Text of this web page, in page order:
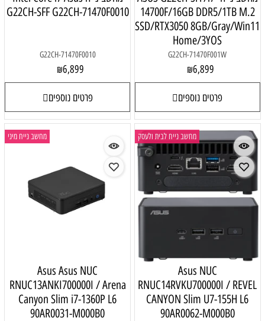
14700F/16GB DDR5/1TB M.2
SSD/RTX3050 8GB/Gray/Win11
Home/3YOS
G22CH-71470F001W
₪6,899
פרטים נוספים
G22CH-SFF G22CH-71470F0010
G22CH-71470F0010
₪6,899
פרטים נוספים
מחשב נייח לבית ולעסק
Asus NUC
RNUC14RVKU700000I / REVEL
CANYON Slim U7-155H L6
90AR0062-M000B0
מחשב נייח מיני
Asus Asus NUC
RNUC13ANKI700000I / Arena
Canyon Slim i7-1360P L6
90AR0031-M000B0